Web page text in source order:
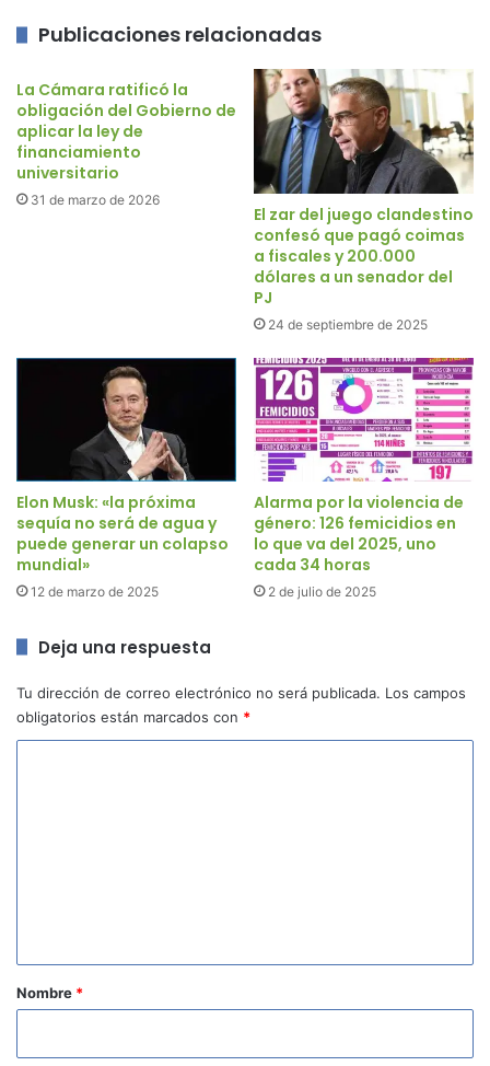
Publicaciones relacionadas
La Cámara ratificó la
obligación del Gobierno de
aplicar la ley de
financiamiento
universitario
31 de marzo de 2026
El zar del juego clandestino
confesó que pagó coimas
a fiscales y 200.000
dólares a un senador del
PJ
24 de septiembre de 2025
Elon Musk: «la próxima
sequía no será de agua y
puede generar un colapso
mundial»
12 de marzo de 2025
Alarma por la violencia de
género: 126 femicidios en
lo que va del 2025, uno
cada 34 horas
2 de julio de 2025
Deja una respuesta
Tu dirección de correo electrónico no será publicada. Los campos
obligatorios están marcados con *
rNombre *